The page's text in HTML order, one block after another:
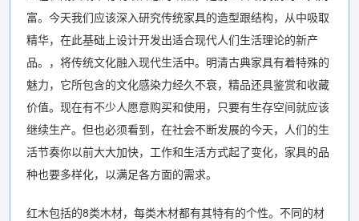
富。今天我们应该深入研究传统家具的造型跟结构，从中吸取
精华，在此基础上设计开发出适合现代人们生活理论的新产
品。，将传统文化融入现代生活中。明清古典家具有着特殊的
魅力，它所包含的文化感染力经久不衰，精品还具鉴赏和收藏
价值。现在有不少人愿意购买和使用，只要有生存空间就应该
继续生产。但也必须看到，在社会不断发展的今天，人们的生
活节奏你以前大大加快，工作和生活方式起了变化，家具的品
种也要多样化，以满足各方面的需求。
红木包括的8类木材，每类木材都有其特有的个性。不同的材